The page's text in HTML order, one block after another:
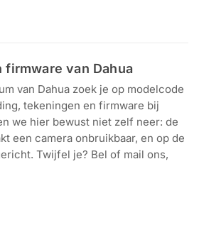
firmware van Dahua
van Dahua zoek je op modelcode
tekeningen en firmware bij
we hier bewust niet zelf neer: de
een camera onbruikbaar, en op de
Twijfel je? Bel of mail ons,